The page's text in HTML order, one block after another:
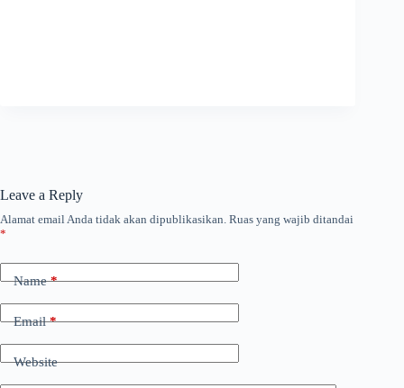
Leave a Reply
Alamat email Anda tidak akan dipublikasikan. Ruas yang wajib ditandai
*
Name*
Email*
Website